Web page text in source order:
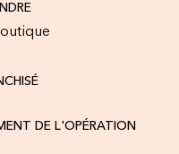
DE L'OPÉRATION